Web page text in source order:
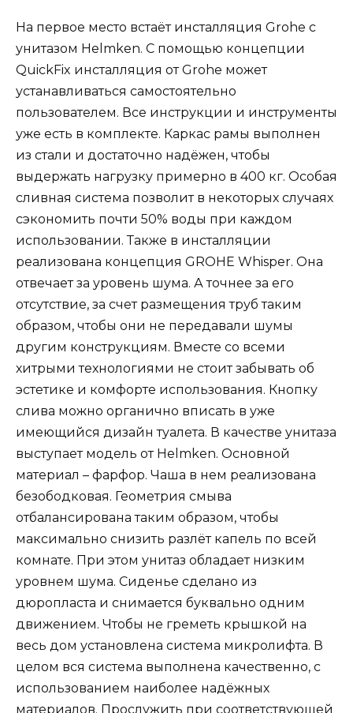
На первое место встаёт инсталляция Grohe с
унитазом Helmken. С помощью концепции
QuickFix инсталляция от Grohe может
устанавливаться самостоятельно
пользователем. Все инструкции и инструменты
уже есть в комплекте. Каркас рамы выполнен
из стали и достаточно надёжен, чтобы
выдержать нагрузку примерно в 400 кг. Особая
сливная система позволит в некоторых случаях
сэкономить почти 50% воды при каждом
использовании. Также в инсталляции
реализована концепция GROHE Whisper. Она
отвечает за уровень шума. А точнее за его
отсутствие, за счет размещения труб таким
образом, чтобы они не передавали шумы
другим конструкциям. Вместе со всеми
хитрыми технологиями не стоит забывать об
эстетике и комфорте использования. Кнопку
слива можно органично вписать в уже
имеющийся дизайн туалета. В качестве унитаза
выступает модель от Helmken. Основной
материал – фарфор. Чаша в нем реализована
безободковая. Геометрия смыва
отбалансирована таким образом, чтобы
максимально снизить разлёт капель по всей
комнате. При этом унитаз обладает низким
уровнем шума. Сиденье сделано из
дюропласта и снимается буквально одним
движением. Чтобы не греметь крышкой на
весь дом установлена система микролифта. В
целом вся система выполнена качественно, с
использованием наиболее надёжных
материалов. Прослужить при соответствующей